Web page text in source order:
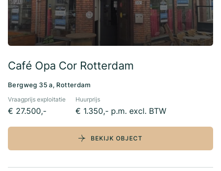
Café Opa Cor Rotterdam
Bergweg 35 a, Rotterdam
Vraagprijs exploitatie
€ 27.500,-
Huurprijs
€ 1.350,- p.m. excl. BTW
BEKIJK OBJECT